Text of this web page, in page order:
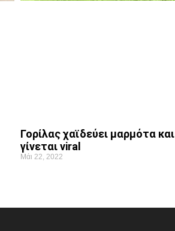
Γορίλας χαϊδεύει μαρμότα και
γίνεται viral
Μάι 22, 2022